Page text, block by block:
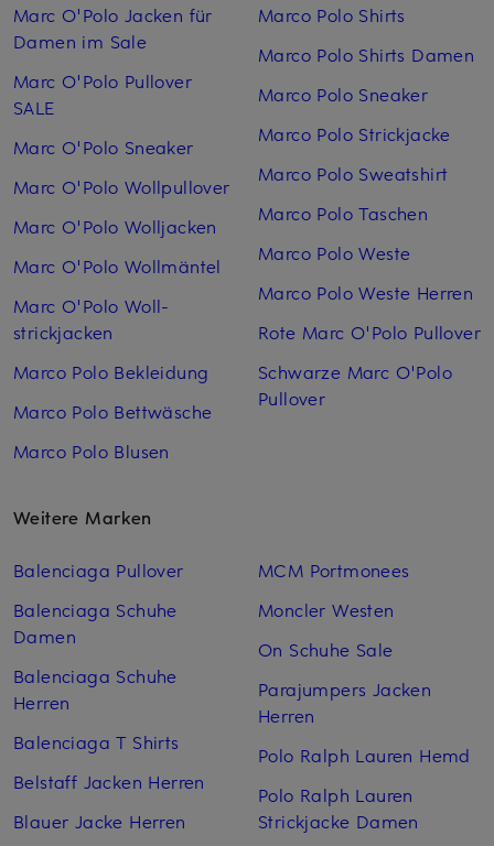
Marc O'Polo Jacken für
Damen im Sale
Marc O'Polo Pullover
SALE
Marc O'Polo Sneaker
Marc O'Polo Wollpullover
Marc O'Polo Woll­jacken
Marc O'Polo Woll­mäntel
Marc O'Polo Woll­
strickjacken
Marco Polo Bekleidung
Marco Polo Bettwäsche
Marco Polo Blusen
Marco Polo Shirts
Marco Polo Shirts Damen
Marco Polo Sneaker
Marco Polo Strickjacke
Marco Polo Sweatshirt
Marco Polo Taschen
Marco Polo Weste
Marco Polo Weste Herren
Rote Marc O'Polo Pullover
Schwarze Marc O'Polo
Pullover
Weitere Marken
Balenciaga Pullover
Balenciaga Schuhe
Damen
Balenciaga Schuhe
Herren
Balenciaga T Shirts
Belstaff Jacken Herren
Blauer Jacke Herren
MCM Portmonees
Moncler Westen
On Schuhe Sale
Parajumpers Jacken
Herren
Polo Ralph Lauren Hemd
Polo Ralph Lauren
Strickjacke Damen